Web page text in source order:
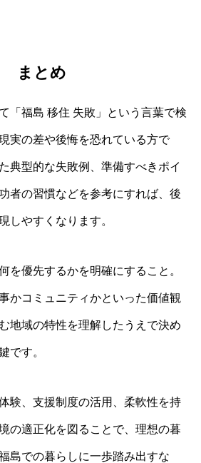
まとめ
「福島 移住 失敗」という言葉で検
実の差や後悔を恐れている方で
典型的な失敗例、準備すべきポイ
者の習慣などを参考にすれば、後
しやすくなります。
を優先するかを明確にすること。
かコミュニティかといった価値観
地域の特性を理解したうえで決め
です。
験、支援制度の活用、柔軟性を持
の適正化を図ることで、理想の暮
島での暮らしに一歩踏み出すな